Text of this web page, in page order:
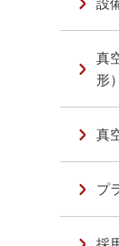
設
真
形）
真
プ